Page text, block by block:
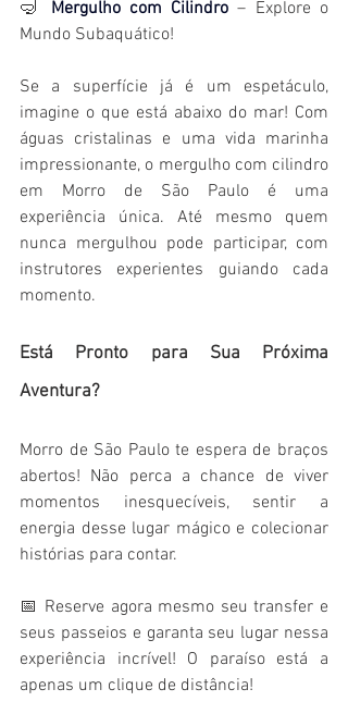
🤿 Mergulho com Cilindro – Explore o
Mundo Subaquático!
Se a superfície já é um espetáculo,
imagine o que está abaixo do mar! Com
águas cristalinas e uma vida marinha
impressionante, o mergulho com cilindro
em Morro de São Paulo é uma
experiência única. Até mesmo quem
nunca mergulhou pode participar, com
instrutores experientes guiando cada
momento.
Está Pronto para Sua Próxima
Aventura?
Morro de São Paulo te espera de braços
abertos! Não perca a chance de viver
momentos inesquecíveis, sentir a
energia desse lugar mágico e colecionar
histórias para contar.
📅 Reserve agora mesmo seu transfer e
seus passeios e garanta seu lugar nessa
experiência incrível! O paraíso está a
apenas um clique de distância!